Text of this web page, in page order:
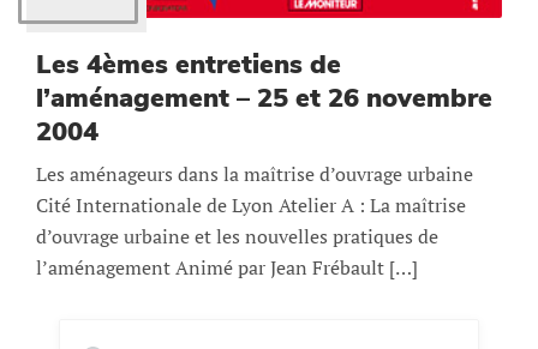
Les 4èmes entretiens de
l’aménagement – 25 et 26 novembre
2004
Les aménageurs dans la maîtrise d’ouvrage urbaine
Cité Internationale de Lyon Atelier A : La maîtrise
d’ouvrage urbaine et les nouvelles pratiques de
l’aménagement Animé par Jean Frébault […]